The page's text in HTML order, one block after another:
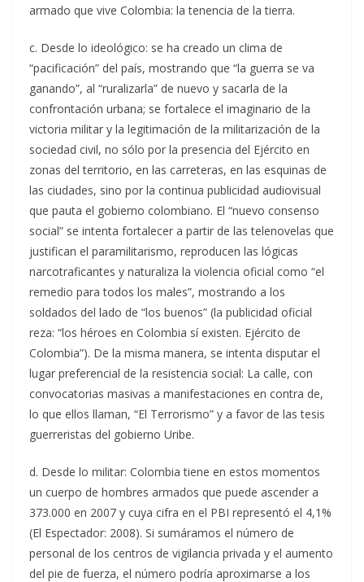
armado que vive Colombia: la tenencia de la tierra.
c. Desde lo ideológico: se ha creado un clima de
“pacificación” del país, mostrando que “la guerra se va
ganando”, al “ruralizarla” de nuevo y sacarla de la
confrontación urbana; se fortalece el imaginario de la
victoria militar y la legitimación de la militarización de la
sociedad civil, no sólo por la presencia del Ejército en
zonas del territorio, en las carreteras, en las esquinas de
las ciudades, sino por la continua publicidad audiovisual
que pauta el gobierno colombiano. El “nuevo consenso
social” se intenta fortalecer a partir de las telenovelas que
justifican el paramilitarismo, reproducen las lógicas
narcotraficantes y naturaliza la violencia oficial como “el
remedio para todos los males”, mostrando a los
soldados del lado de “los buenos” (la publicidad oficial
reza: “los héroes en Colombia sí existen. Ejército de
Colombia”). De la misma manera, se intenta disputar el
lugar preferencial de la resistencia social: La calle, con
convocatorias masivas a manifestaciones en contra de,
lo que ellos llaman, “El Terrorismo” y a favor de las tesis
guerreristas del gobierno Uribe.
d. Desde lo militar: Colombia tiene en estos momentos
un cuerpo de hombres armados que puede ascender a
373.000 en 2007 y cuya cifra en el PBI representó el 4,1%
(El Espectador: 2008). Si sumáramos el número de
personal de los centros de vigilancia privada y el aumento
del pie de fuerza, el número podría aproximarse a los